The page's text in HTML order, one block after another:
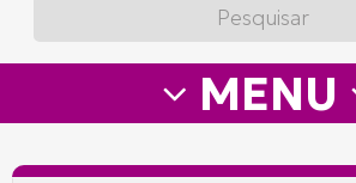
prefere
—
Frimesa
MENU